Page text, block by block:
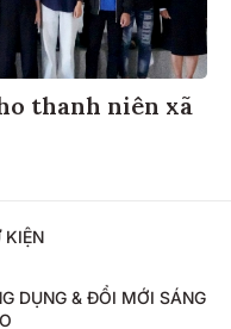
thanh niên xã
KIỆN
DỤNG & ĐỔI MỚI SÁNG